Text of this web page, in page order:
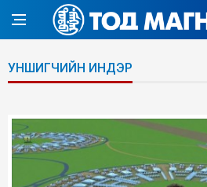
УНШИГЧИЙН ИНДЭР